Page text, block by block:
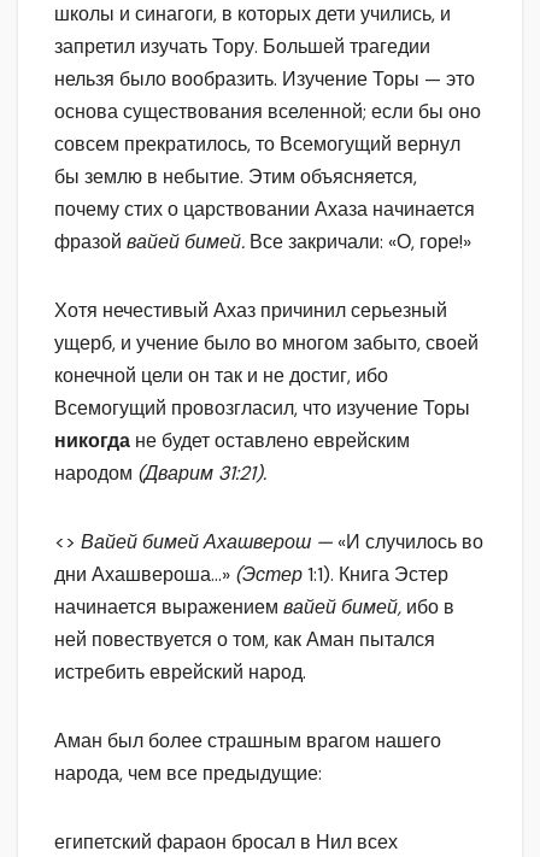
школы и синагоги, в которых дети учились, и
запретил изучать Тору. Большей трагедии
нельзя было вообразить. Изучение Торы — это
основа существования вселенной; если бы оно
совсем прекратилось, то Всемогущий вернул
бы землю в небытие. Этим объясняется,
почему стих о царствовании Ахаза начинается
фразой вайей бимей. Все закричали: «О, горе!»
Хотя нечестивый Ахаз причинил серьезный
ущерб, и учение было во многом забыто, своей
конечной цели он так и не достиг, ибо
Всемогущий провозгласил, что изучение Торы
никогда не будет оставлено еврейским
народом (Дварим 31:21).
<> Вайей бимей Ахашверош —«И случилось во
дни Ахашвероша…» (Эстер1:1). Книга Эстер
начинается выражением вайей бимей, ибо в
ней повествуется о том, как Аман пытался
истребить еврейский народ.
Аман был более страшным врагом нашего
народа, чем все предыдущие:
египетский фараон бросал в Нил всех